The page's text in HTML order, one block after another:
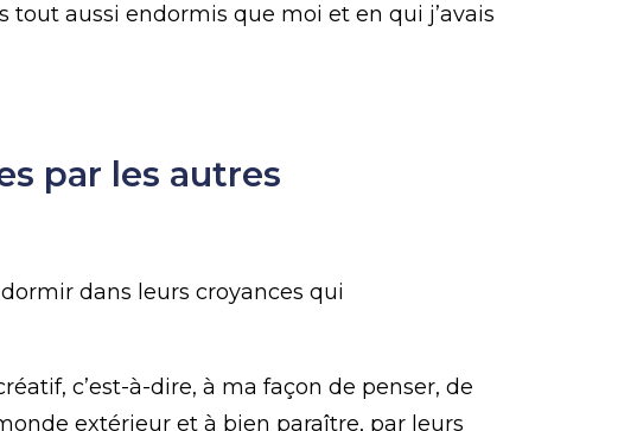
tout aussi endormis que moi et en qui j’avais
par les autres
dans leurs croyances qui
c’est-à-dire, à ma façon de penser, de
extérieur et à bien paraître, par leurs